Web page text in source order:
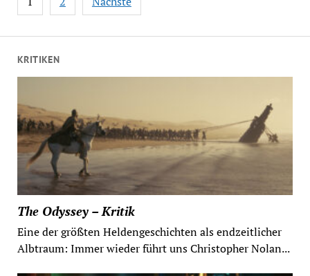
KRITIKEN
The Odyssey – Kritik
Eine der größten Heldengeschichten als endzeitlicher
Albtraum: Immer wieder führt uns Christopher Nolan...
der